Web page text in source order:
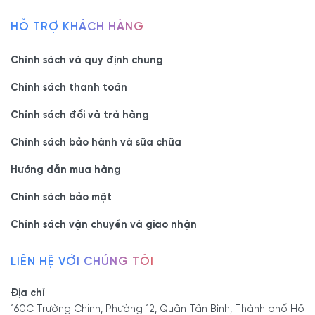
Thông tin chi tiết sản phẩm:
Chất
liệu:
Màu
Màu Xám
lượng:
thi
Thợ được đào tạo bài bản chuyên nghiệp, kinh
Xuất
HỖ TRỢ KHÁCH HÀNG
Chính sách và quy định chung
Chính sách thanh toán
Chính sách đổi và trả hàng
Chính sách bảo hành và sữa chữa
Hướng dẫn mua hàng
Chính sách bảo mật
Chính sách vận chuyển và giao nhận
LIÊN HỆ VỚI CHÚNG TÔI
Địa chỉ
160C Trường Chinh, Phường 12, Quận Tân Bình, Thành phố Hồ